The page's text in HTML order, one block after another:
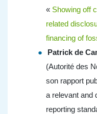
« Showing off
related
financing of
Patrick de
(Autorité des
son rapport
a relevant and
reporting